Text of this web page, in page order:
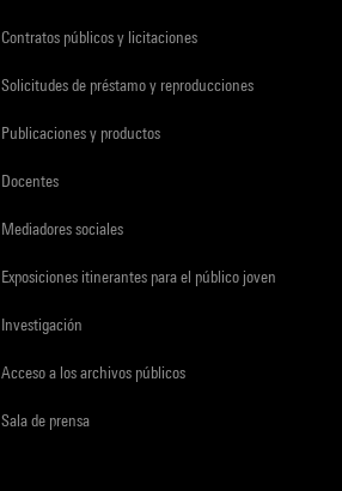
Contratos públicos y licitaciones
Solicitudes de préstamo y reproducciones
Publicaciones y productos
Docentes
Mediadores sociales
Exposiciones itinerantes para el público joven
Investigación
Acceso a los archivos públicos
Sala de prensa